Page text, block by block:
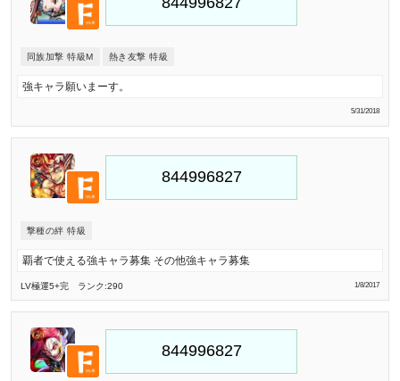
同族加撃 特級M 熱き友撃 特級
強キャラ願いまーす。
5/31/2018
撃種の絆 特級
覇者で使える強キャラ募集 その他強キャラ募集
LV極運5+完 ランク:290 1/8/2017